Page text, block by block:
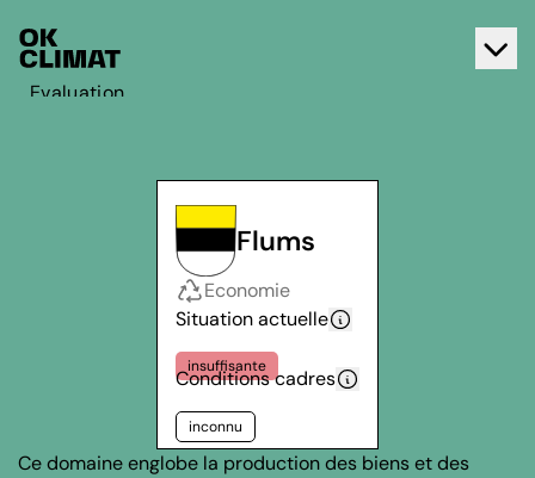
Evaluation
Flums
Economie
Situation actuelle
insuffisante
Conditions cadres
inconnu
Ce domaine englobe la production des biens et des